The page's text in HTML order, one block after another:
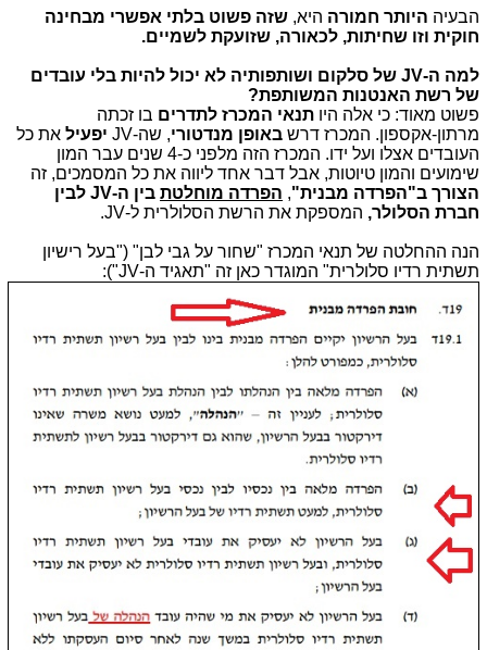
הבעיה היותר חמורה היא, שזה פשוט בלתי אפשרי מבחינה
חוקית וזו שחיתות, לכאורה, שזועקת לשמיים.
למה ה-JV של סלקום ושותפותיה לא יכול להיות בלי עובדים
של רשת האנטנות המשותפת?
פשוט מאוד: כי אלה היו תנאי המכרז לתדרים בו זכתה
מרתון-אקספון. המכרז דרש באופן מנדטורי, שה-JV יפעיל את כל
העובדים אצלו ועל ידו. המכרז הזה מלפני כ-4 שנים עבר המון
שימועים והמון טיוטות, אבל דבר אחד ליווה את כל המסמכים, זה
הצורך ב"הפרדה מבנית", הפרדה מוחלטת
בין ה-JV לבין
חברת הסלולר, המספקת את הרשת הסלולרית ל-JV.
הנה ההחלטה של תנאי המכרז "שחור על גבי לבן" ("בעל רישיון
תשתית רדיו סלולרית" המוגדר כאן זה "תאגיד ה-JV"):